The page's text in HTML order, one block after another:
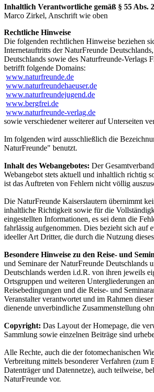
Inhaltlich Verantwortliche gemäß § 55 Abs.
Marco Zirkel, Anschrift wie oben
Rechtliche Hinweise
Die folgenden rechtlichen Hinweise beziehen
Internetauftritts der NaturFreunde
Deutschlands sowie des Naturfreunde-Verlags
betrifft folgende Domains:
www.naturfreunde.de
www.naturfreundehaeuser.de
www.naturfreundejugend.de
www.bergfrei.de
www.naturfreunde-verlag.de
sowie verschiedener weiterer auf Unterseiten
Im folgenden wird ausschließlich die
NaturFreunde" benutzt.
Inhalt des Webangebotes: Der
Webangebot stets aktuell und inhaltlich richtig
ist das Auftreten von Fehlern nicht völlig
Die NaturFreunde Kaiserslautern übernimmt
inhaltliche Richtigkeit sowie für die
eingestellten Informationen, es sei denn die
fahrlässig aufgenommen. Dies bezieht sich auf
ideeller Art Dritter, die durch die Nutzung
Besondere Hinweise zu den Reise- und
und Seminare der NaturFreunde Deutschlands
Deutschlands werden i.d.R. von ihren jeweils
Ortsgruppen und weiteren Untergliederungen
Reisebedingungen und die Reise- und
Veranstalter verantwortet und im Rahmen
dienende unverbindliche Zusammenstellung
Copyright: Das Layout der Homepage, die
Sammlung sowie einzelnen Beiträge sind
Alle Rechte, auch die der fotomechanischen
Verbreitung mittels besonderer Verfahren (zum
Datenträger und Datennetze), auch teilweise,
NaturFreunde vor.